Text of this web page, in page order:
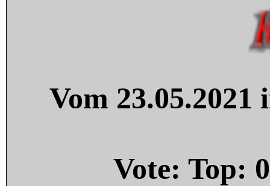
Vom
Vote: Top: 0